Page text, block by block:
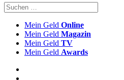
Mein Geld Online
Mein Geld Magazin
Mein Geld TV
Mein Geld Awards